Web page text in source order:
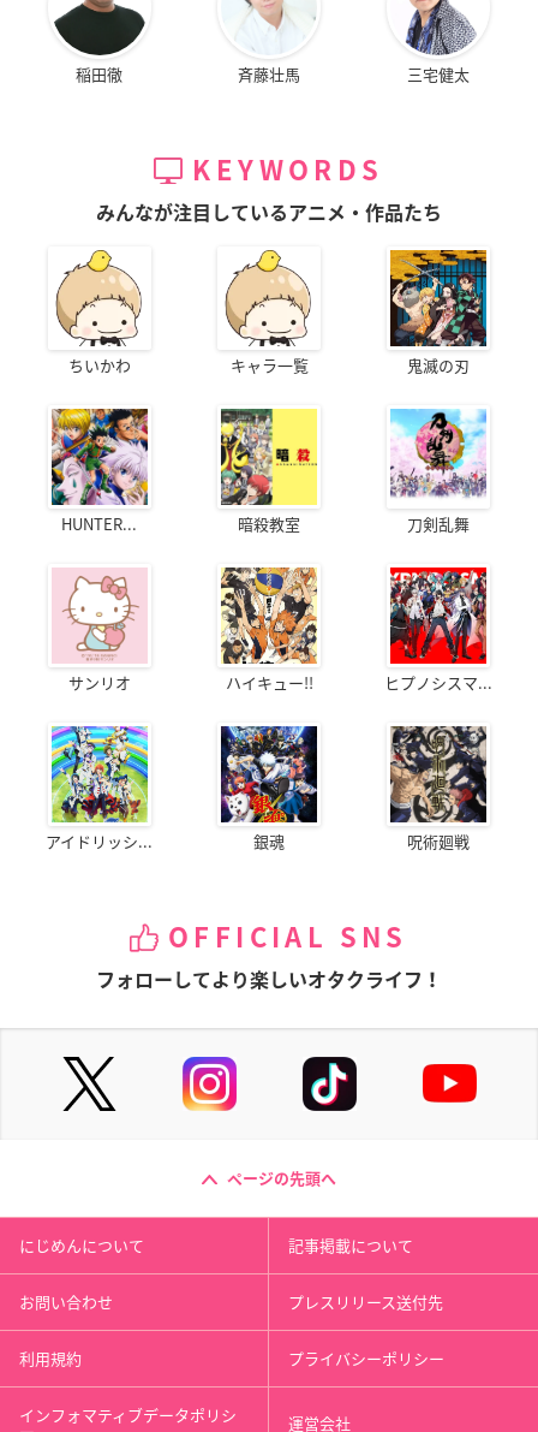
稲田徹 斉藤壮馬 三宅健太
KEYWORDS
みんなが注目しているアニメ・作品たち
ちいかわ キャラ一覧 鬼滅の刃
HUNTER... 暗殺教室 刀剣乱舞
サンリオ ハイキュー!! ヒプノシスマ...
アイドリッシ... 銀魂 呪術廻戦
OFFICIAL SNS
フォローしてより楽しいオタクライフ！
ページの先頭へ
にじめんについて 記事掲載について
お問い合わせ プレスリリース送付先
利用規約 プライバシーポリシー
インフォマティブデータポリシ 運営会社